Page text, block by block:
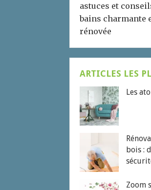
astuces et
bains charmante
rénovée
ARTICLES LES
Les
bois :
Zoom